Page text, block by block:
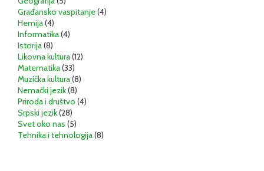
Građansko vaspitanje(4)
Hemija(4)
Informatika(4)
Istorija(8)
Likovna kultura(12)
Matematika(33)
Muzička kultura(8)
Nemački jezik(8)
Priroda i društvo (4)
Srpski jezik(28)
Svet oko nas (5)
Tehnika i tehnologija(8)